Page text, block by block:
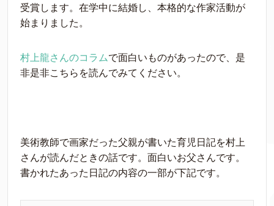
受賞します。在学中に結婚し、本格的な作家活動が
始まりました。
村上龍さんのコラムで面白いものがあったので、是
非是非こちらを読んでみてください。
美術教師で画家だった父親が書いた育児日記を村上
さんが読んだときの話です。面白いお父さんです。
書かれたあった日記の内容の一部が下記です。